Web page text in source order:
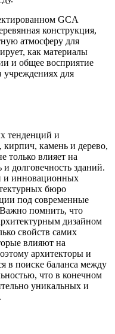
GCA
конструкция,
атмосферу для
как материалы
и общее восприятие
учреждениях для
тенденций и
кирпич, камень и дерево,
только влияет на
долговечность зданий.
и инновационных
бюро
под современные
помнить, что
дизайном
свойств самих
влияют на
архитекторы и
в поиске баланса между
что в конечном
уникальных и